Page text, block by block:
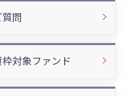
問
対象ファンド